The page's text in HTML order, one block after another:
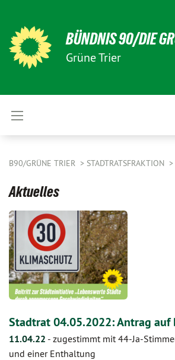
BÜNDNIS 90/DIE
Grüne Trier
B90/GRÜNE TRIER STADTRATSFRAKTION
Aktuelles
Stadtrat 04.05.2022: Antrag
11.04.22 - zugestimmt mit 44-Ja-
und einer Enthaltung